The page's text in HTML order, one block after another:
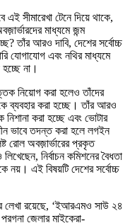
সীমারেখা টেনে দিয়ে থাকে,
মাধ্যমে জন্ম
তাঁর আরও দাবি, দেশের সর্বোচ্চ
যোগাযোগ এবং নথির মাধ্যমে
না।
নিয়োগ করা হলেও তাঁদের
ব্যবহার করা হচ্ছে। তাঁর আরও
নিশানা করা হচ্ছে এবং ভোটার
ভাবে তদন্ত করা হলে লগইন
রোল অবজ়ার্ভারের প্রকৃত
নির্বাচন কমিশনের বৈধতা
নয়। এই বিষয়টি দেশের সর্বোচ্চ
লেখা রয়েছে, ‘ইআরএমও সাউ ২৪
জেলার মাইক্রো-